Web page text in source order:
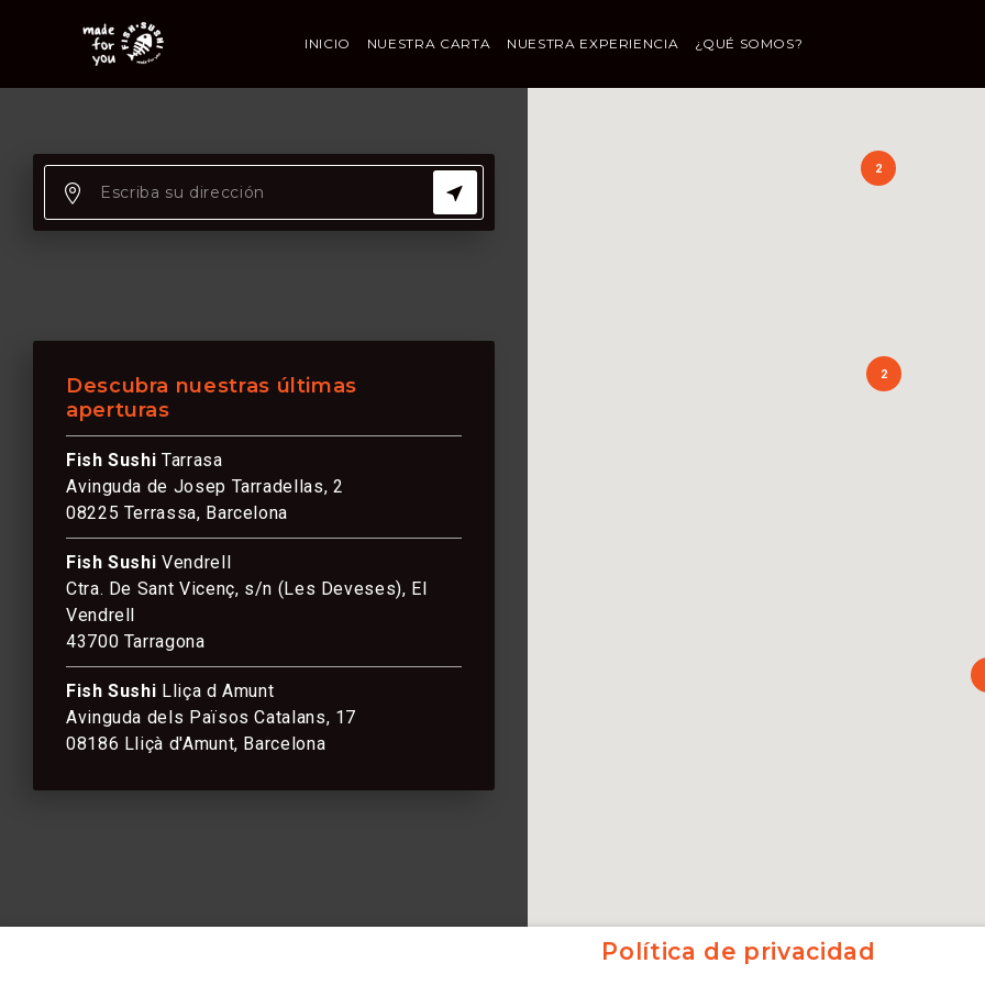
INICIO NUESTRA CARTA NUESTRA EXPERIENCIA ¿QUÉ SOMOS?
2
2
Descubra nuestras últimas
aperturas
Fish Sushi Tarrasa
Avinguda de Josep Tarradellas, 2
08225 Terrassa, Barcelona
Fish Sushi Vendrell
Ctra. De Sant Vicenç, s/n (Les Deveses), El
Vendrell
43700 Tarragona
Fish Sushi Lliça d Amunt
Avinguda dels Països Catalans, 17
08186 Lliçà d'Amunt, Barcelona
Política de privacidad